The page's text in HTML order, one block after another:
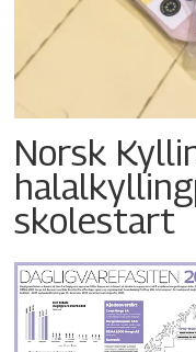
Norsk
skolestart